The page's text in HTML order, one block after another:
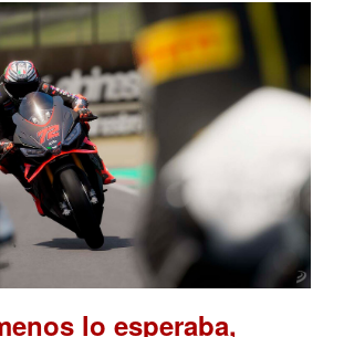
lo esperaba,